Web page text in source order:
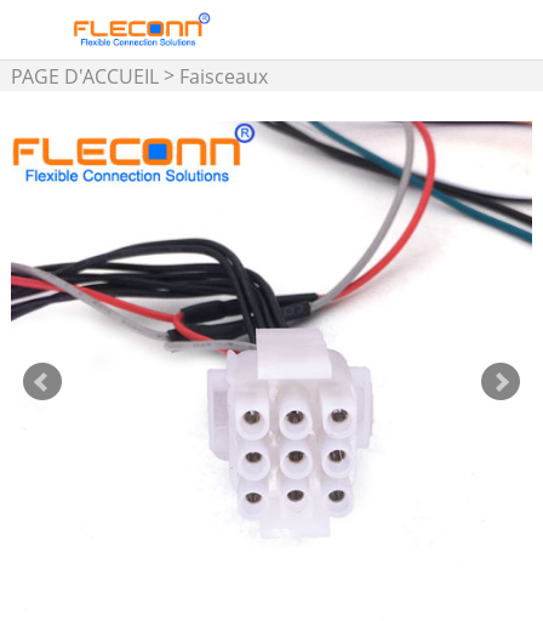
PAGE D'ACCUEIL > Faisceaux
TE/AMP>Faisceau de câbles
Micro MATE-N-LOK